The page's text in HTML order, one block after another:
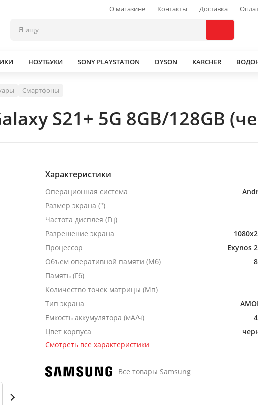
О магазине Контакты Доставка
НОУТБУКИ SONY PLAYSTATION DYSON KARCHER
Смартфоны
S21+ 5G 8GB/128GB
Характеристики
Операционная система
Размер экрана (")
Частота дисплея (Гц)
Разрешение экрана
Процессор
Exynos
Объем оперативной памяти (Мб)
Память (Гб)
Количество точек матрицы (Мп)
Тип экрана
Емкость аккумулятора (мА/ч)
Цвет корпуса
Смотреть все характеристики
Все товары Samsung